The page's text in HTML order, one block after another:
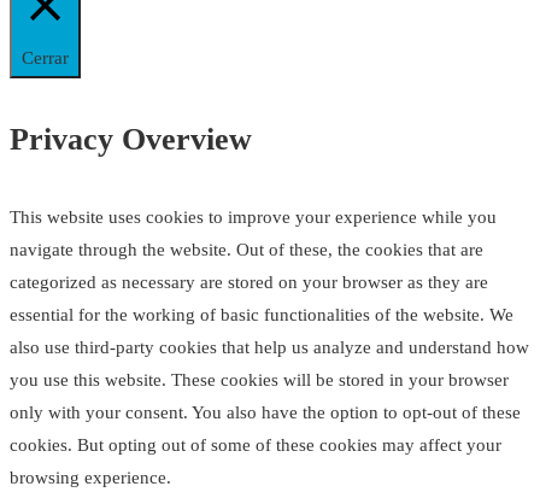
Cerrar
Privacy Overview
This website uses cookies to improve your experience while you
navigate through the website. Out of these, the cookies that are
categorized as necessary are stored on your browser as they are
essential for the working of basic functionalities of the website. We
also use third-party cookies that help us analyze and understand how
you use this website. These cookies will be stored in your browser
only with your consent. You also have the option to opt-out of these
cookies. But opting out of some of these cookies may affect your
browsing experience.